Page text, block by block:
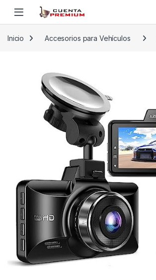
Skip to navigation
Skip to content
Inicio Accesorios para Vehículos